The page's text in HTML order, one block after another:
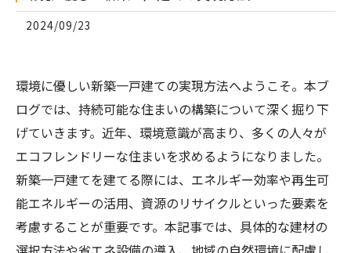
2024/09/23
環境に優しい新築一戸建ての実現方法へようこそ。本ブ
ログでは、持続可能な住まいの構築について深く掘り下
げていきます。近年、環境意識が高まり、多くの人々が
エコフレンドリーな住まいを求めるようになりました。
新築一戸建てを建てる際には、エネルギー効率や再生可
能エネルギーの活用、資源のリサイクルといった要素を
考慮することが重要です。本記事では、具体的な建材の